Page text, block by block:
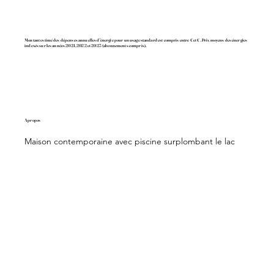
A propos
Maison contemporaine avec piscine surplombant le lac
Montant estimé des dépenses annuelles d'énergie pour un usage standard est compris entre € et € . Prix moyens des énergies
indexés sur les années 2021, 2022 et 2023 (abonnements compris).